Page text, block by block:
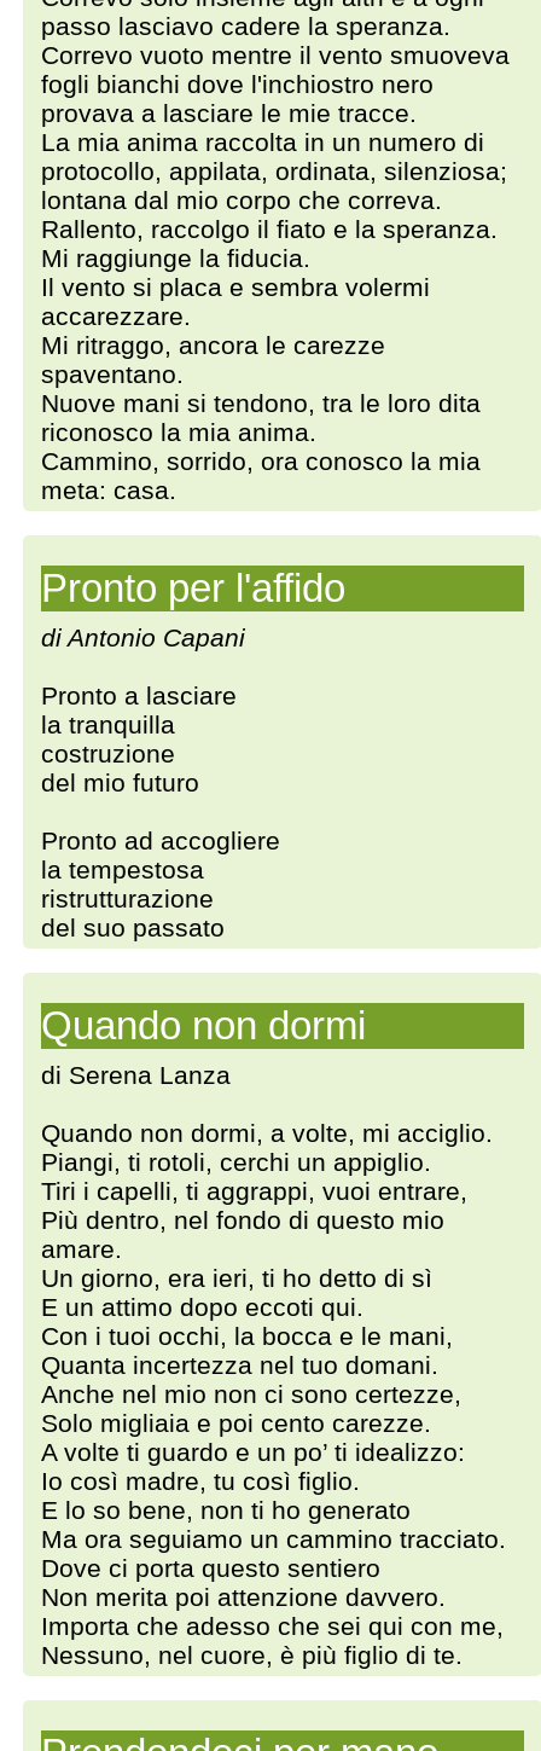
passo lasciavo cadere la speranza.
Correvo vuoto mentre il vento smuoveva
fogli bianchi dove l'inchiostro nero
provava a lasciare le mie tracce.
La mia anima raccolta in un numero di
protocollo, appilata, ordinata, silenziosa;
lontana dal mio corpo che correva.
Rallento, raccolgo il fiato e la speranza.
Mi raggiunge la fiducia.
Il vento si placa e sembra volermi
accarezzare.
Mi ritraggo, ancora le carezze
spaventano.
Nuove mani si tendono, tra le loro dita
riconosco la mia anima.
Cammino, sorrido, ora conosco la mia
meta: casa.
Pronto per l'affido
di Antonio Capani
Pronto a lasciare
la tranquilla
costruzione
del mio futuro
Pronto ad accogliere
la tempestosa
ristrutturazione
del suo passato
Quando non dormi
di Serena Lanza
Quando non dormi, a volte, mi acciglio.
Piangi, ti rotoli, cerchi un appiglio.
Tiri i capelli, ti aggrappi, vuoi entrare,
Più dentro, nel fondo di questo mio
amare.
Un giorno, era ieri, ti ho detto di sì
E un attimo dopo eccoti qui.
Con i tuoi occhi, la bocca e le mani,
Quanta incertezza nel tuo domani.
Anche nel mio non ci sono certezze,
Solo migliaia e poi cento carezze.
A volte ti guardo e un po’ ti idealizzo:
Io così madre, tu così figlio.
E lo so bene, non ti ho generato
Ma ora seguiamo un cammino tracciato.
Dove ci porta questo sentiero
Non merita poi attenzione davvero.
Importa che adesso che sei qui con me,
Nessuno, nel cuore, è più figlio di te.